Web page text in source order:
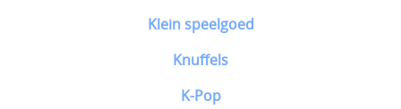
Klein speelgoed
Knuffels
K-Pop